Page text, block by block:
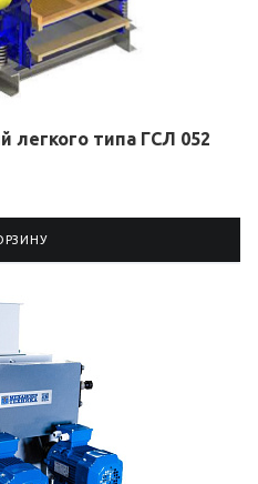
легкого типа ГСЛ 052